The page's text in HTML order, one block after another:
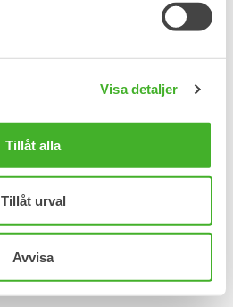
Visa detaljer
Tillåt alla
Tillåt urval
Avvisa